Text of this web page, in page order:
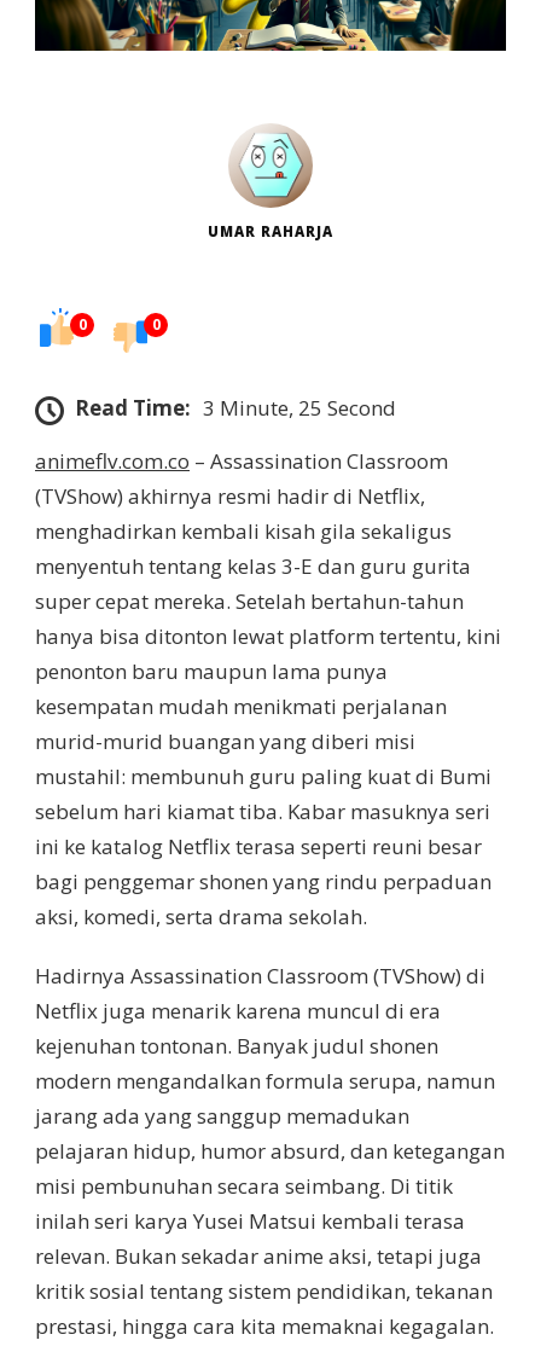
UMAR RAHARJA
0 0
Read Time: 3 Minute, 25 Second
animeflv.com.co – Assassination Classroom
(TVShow) akhirnya resmi hadir di Netflix,
menghadirkan kembali kisah gila sekaligus
menyentuh tentang kelas 3-E dan guru gurita
super cepat mereka. Setelah bertahun-tahun
hanya bisa ditonton lewat platform tertentu, kini
penonton baru maupun lama punya
kesempatan mudah menikmati perjalanan
murid-murid buangan yang diberi misi
mustahil: membunuh guru paling kuat di Bumi
sebelum hari kiamat tiba. Kabar masuknya seri
ini ke katalog Netflix terasa seperti reuni besar
bagi penggemar shonen yang rindu perpaduan
aksi, komedi, serta drama sekolah.
Hadirnya Assassination Classroom (TVShow) di
Netflix juga menarik karena muncul di era
kejenuhan tontonan. Banyak judul shonen
modern mengandalkan formula serupa, namun
jarang ada yang sanggup memadukan
pelajaran hidup, humor absurd, dan ketegangan
misi pembunuhan secara seimbang. Di titik
inilah seri karya Yusei Matsui kembali terasa
relevan. Bukan sekadar anime aksi, tetapi juga
kritik sosial tentang sistem pendidikan, tekanan
prestasi, hingga cara kita memaknai kegagalan.